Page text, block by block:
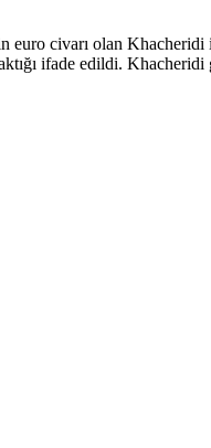
civarı olan Khacheridi
ifade edildi. Khacheridi